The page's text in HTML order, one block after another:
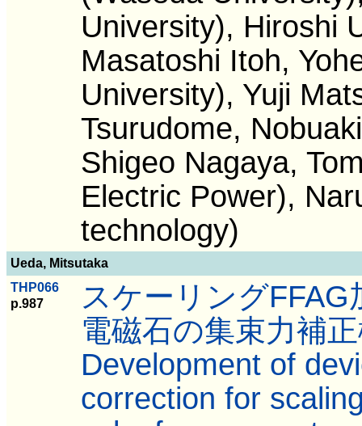
University), Hiroshi
Masatoshi Itoh,
University), Yuji
Tsurudome,
Shigeo Nagaya,
Electric Power),
technology)
Ueda, Mitsutaka
THP066
p.987
スケーリング
電磁石の集束力補
Development of
correction for